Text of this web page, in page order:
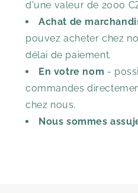
d'une valeur de 2000
Achat de
pouvez acheter chez
délai de paiement.
En votre nom -
commandes
chez nous.
Nous sommes